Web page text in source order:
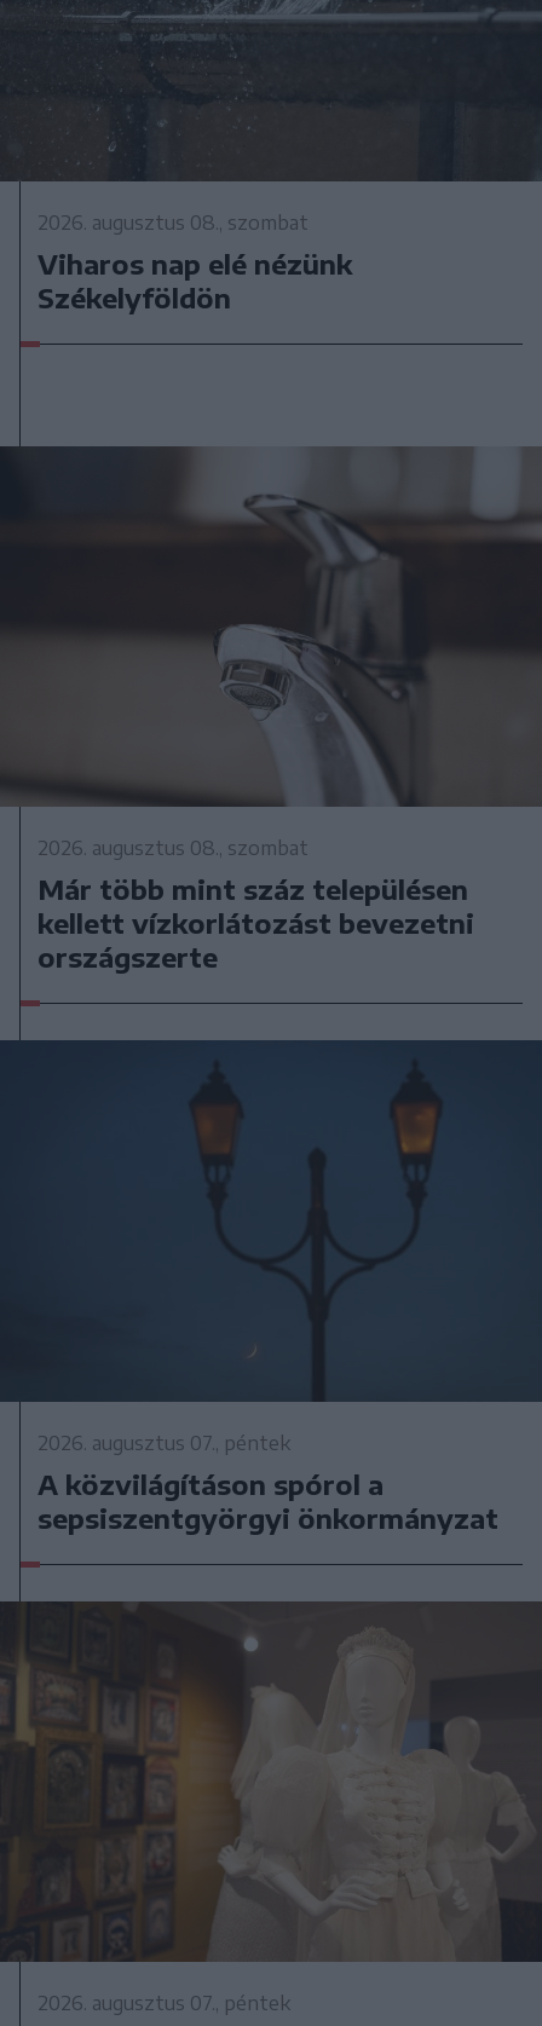
2026. augusztus 08., szombat
Viharos nap elé nézünk
Székelyföldön
2026. augusztus 08., szombat
Már több mint száz településen
kellett vízkorlátozást bevezetni
országszerte
2026. augusztus 07., péntek
A közvilágításon spórol a
sepsiszentgyörgyi önkormányzat
2026. augusztus 07., péntek